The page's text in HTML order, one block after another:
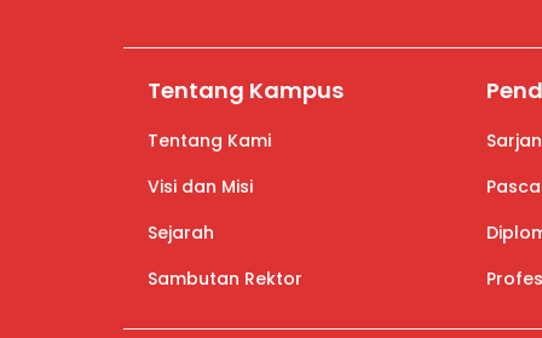
Tentang Kampus
Tentang Kami
Visi dan Misi
Sejarah
Sambutan Rektor